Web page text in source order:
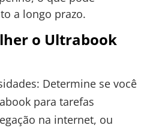
a longo prazo.
o Ultrabook
Determine se você
para tarefas
na internet, ou